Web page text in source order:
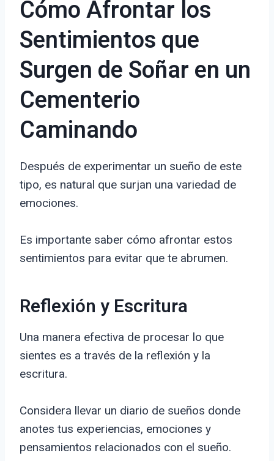
Cómo Afrontar los
Sentimientos que
Surgen de Soñar en un
Cementerio
Caminando
Después de experimentar un sueño de este
tipo, es natural que surjan una variedad de
emociones.
Es importante saber cómo afrontar estos
sentimientos para evitar que te abrumen.
Reflexión y Escritura
Una manera efectiva de procesar lo que
sientes es a través de la reflexión y la
escritura.
Considera llevar un diario de sueños donde
anotes tus experiencias, emociones y
pensamientos relacionados con el sueño.